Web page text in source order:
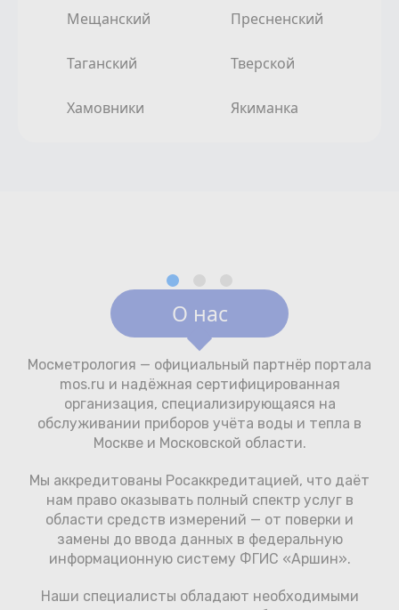
Мещанский Пресненский
Таганский Тверской
Хамовники Якиманка
О нас
Мосметрология — официальный партнёр портала
mos.ru и надёжная сертифицированная
организация, специализирующаяся на
обслуживании приборов учёта воды и тепла в
Москве и Московской области.
Мы аккредитованы Росаккредитацией, что даёт
нам право оказывать полный спектр услуг в
области средств измерений — от поверки и
замены до ввода данных в федеральную
информационную систему ФГИС «Аршин».
Наши специалисты обладают необходимыми